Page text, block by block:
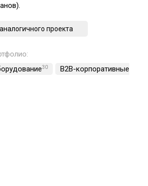
проекта
30 B2B-корпоративные сайты